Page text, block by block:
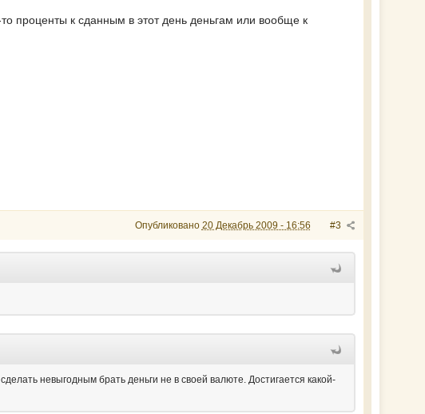
проценты к сданным в этот день деньгам или вообще к
#3
Опубликовано 20 Декабрь 2009 - 16:56
невыгодным брать деньги не в своей валюте. Достигается какой-